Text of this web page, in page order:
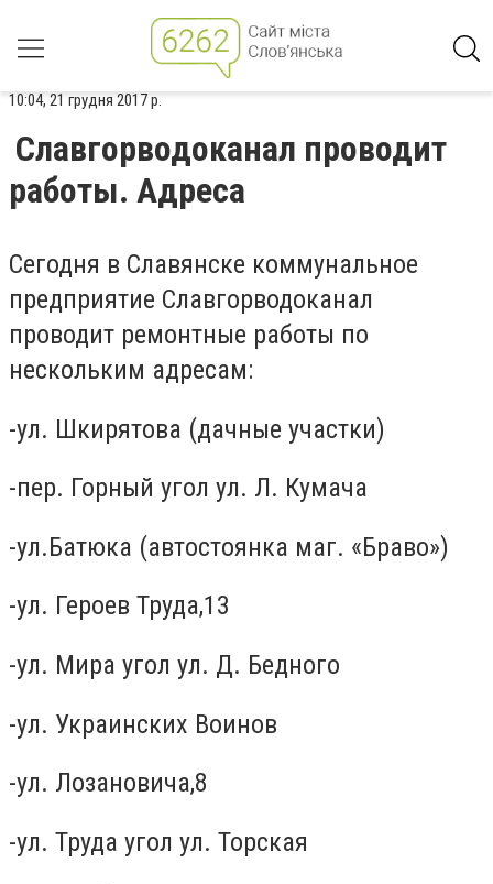
10:04, 21 грудня 2017 р.
Славгорводоканал проводит
работы. Адреса
Сегодня в Славянске коммунальное
предприятие Славгорводоканал
проводит ремонтные работы по
нескольким адресам:
-ул. Шкирятова (дачные участки)
-пер. Горный угол ул. Л. Кумача
-ул.Батюка (автостоянка маг. «Браво»)
-ул. Героев Труда,13
-ул. Мира угол ул. Д. Бедного
-ул. Украинских Воинов
-ул. Лозановича,8
-ул. Труда угол ул. Торская